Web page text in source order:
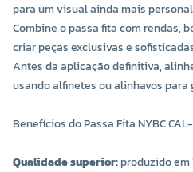
para um visual ainda mais
Combine o passa fita com rendas,
criar peças exclusivas e
Antes da aplicação definitiva,
usando alfinetes ou alinhavos para
Benefícios do Passa Fita NYBC
Qualidade superior:produzido em